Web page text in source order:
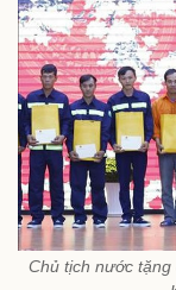
Chủ tịch nước